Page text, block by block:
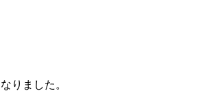
りました。